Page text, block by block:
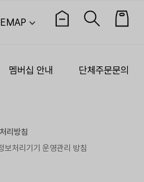
멤버십 안내 단체주문문의
리방침
보처리기기 운영관리 방침